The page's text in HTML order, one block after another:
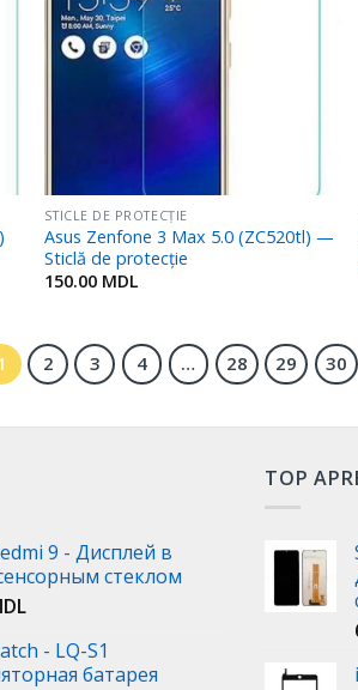
STICLE DE PROTECȚIE
Asus Zenfone 3 Max 5.0 (ZC520tl) —
Sticlă de protecție
150.00 MDL
2 3 4 … 28 29 30
9 - Дисплей в
стеклом
- LQ-S1
батарея
TOP